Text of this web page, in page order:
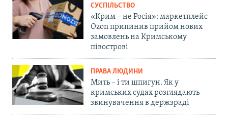
СУСПІЛЬСТВО
«Крим – не Росія»: маркетплейс
Ozon припинив прийом нових
замовлень на Кримському
півострові
ПРАВА ЛЮДИНИ
Мить – і ти шпигун. Як у
кримських судах розглядають
звинувачення в держзраді